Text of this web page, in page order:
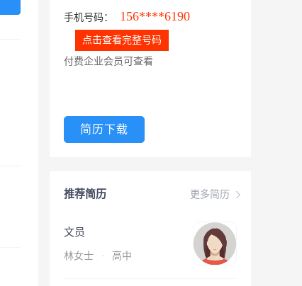
手机号码： 156****6190
点击查看完整号码
付费企业会员可查看
简历下载
更多简历
推荐简历
文员
林女士 · 高中